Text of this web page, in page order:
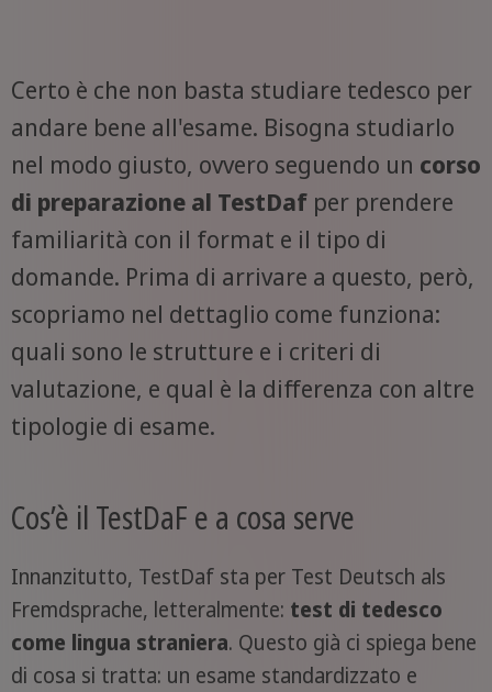
Certo è che non basta studiare tedesco per
andare bene all'esame. Bisogna studiarlo
nel modo giusto, ovvero seguendo un corso
di preparazione al TestDafper prendere
familiarità con il format e il tipo di
domande. Prima di arrivare a questo, però,
scopriamo nel dettaglio come funziona:
quali sono le strutture e i criteri di
valutazione, e qual è la differenza con altre
tipologie di esame.
Cos’è il TestDaF e a cosa serve
Innanzitutto, TestDaf sta per Test Deutsch als
Fremdsprache, letteralmente: test di tedesco
come lingua straniera. Questo già ci spiega bene
di cosa si tratta: un esame standardizzato e